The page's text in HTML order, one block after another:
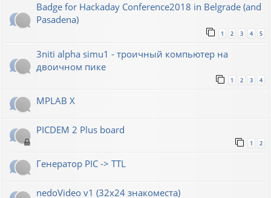
Badge for Hackaday Conference2018 in Belgrade (and
Pasadena)
1 2 3 4 5
3niti alpha simu1 - троичный компьютер на
двоичном пике
1 2 3 4
MPLAB X
PICDEM 2 Plus board
1 2
Генератор РIС -> TTL
nedoVideo v1 (32x24 знакоместа)